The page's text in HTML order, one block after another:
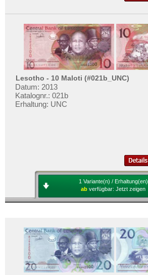
Lesotho - 10 Maloti (#021b_UNC)
Datum: 2013
Katalognr.: 021b
Erhaltung: UNC
1 Variante(n) / Erhaltung(en)
ab verfügbar: Jetzt zeigen